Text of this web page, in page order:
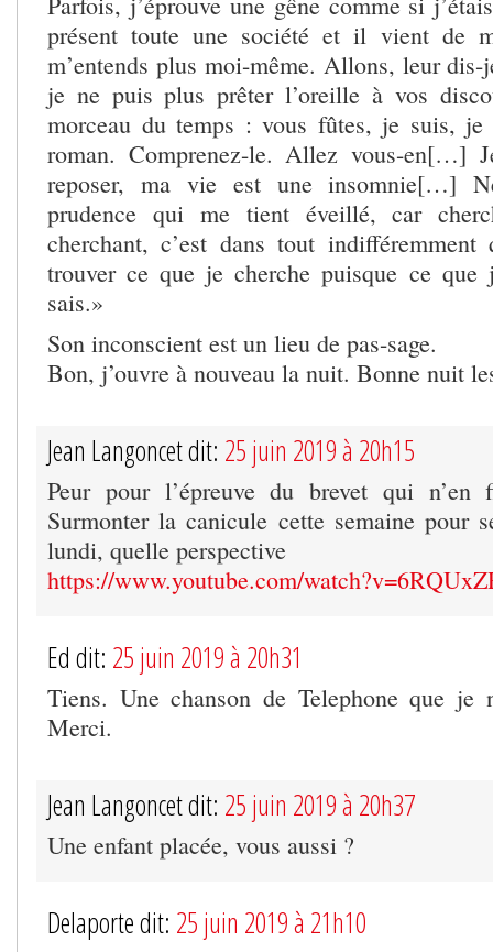
présent toute une société et il vient de
m’entends plus moi-même. Allons, leur
je ne puis plus prêter l’oreille à vos
morceau du temps : vous fûtes, je suis,
roman. Comprenez-le. Allez vous-en[…]
reposer, ma vie est une insomnie[…]
prudence qui me tient éveillé, car
cherchant, c’est dans tout indifféremment
trouver ce que je cherche puisque ce
sais.»
Son inconscient est un lieu de pas-sage.
Bon, j’ouvre à nouveau la nuit. Bonne nuit
Jean Langoncet dit: 25 juin 2019 à 20h15
Peur pour l’épreuve du brevet qui n’en
Surmonter la canicule cette semaine pour
lundi, quelle perspective
https://www.youtube.com/
Ed dit: 25 juin 2019 à 20h31
Tiens. Une chanson de Telephone que je
Merci.
Jean Langoncet dit: 25 juin 2019 à 20h37
Une enfant placée, vous aussi ?
Delaporte dit: 25 juin 2019 à 21h10